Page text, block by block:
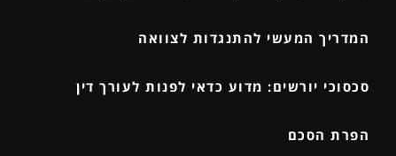
המדריך המעשי להתנגדות לצוואה
סכסוכי יורשים: מדוע כדאי לפנות לעורך דין
הפרת הסכם